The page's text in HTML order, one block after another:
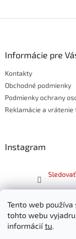
Tento web
tohto webu
informáciítu.
Informácie pre
Kontakty
Obchodné podmienky
Podmienky ochrany
Reklamácie a vrátenie
Instagram
Facebook